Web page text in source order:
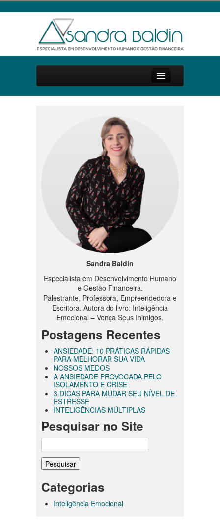
Palestras e Cursos
Sandra Baldin
Especialista em Desenvolvimento Humano
e Gestão Financeira.
Palestrante, Professora, Empreendedora e
Escritora. Autora do livro: Inteligência
Emocional – Vença Seus Inimigos.
Postagens Recentes
ANSIEDADE: 10 PRÁTICAS RÁPIDAS
PARA MELHORAR SUA VIDA
NOSSOS MEDOS
A ANSIEDADE PROVOCADA PELO
ISOLAMENTO E CRISE
3 DICAS PARA MUDAR SEU NÍVEL DE
ESTRESSE
INTELIGÊNCIAS MÚLTIPLAS
Pesquisar no Site
por:
Categorias
Inteligência Emocional